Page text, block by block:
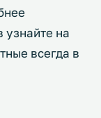
узнайте на
всегда в